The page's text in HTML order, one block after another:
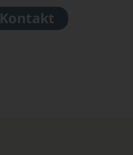
Kontakt